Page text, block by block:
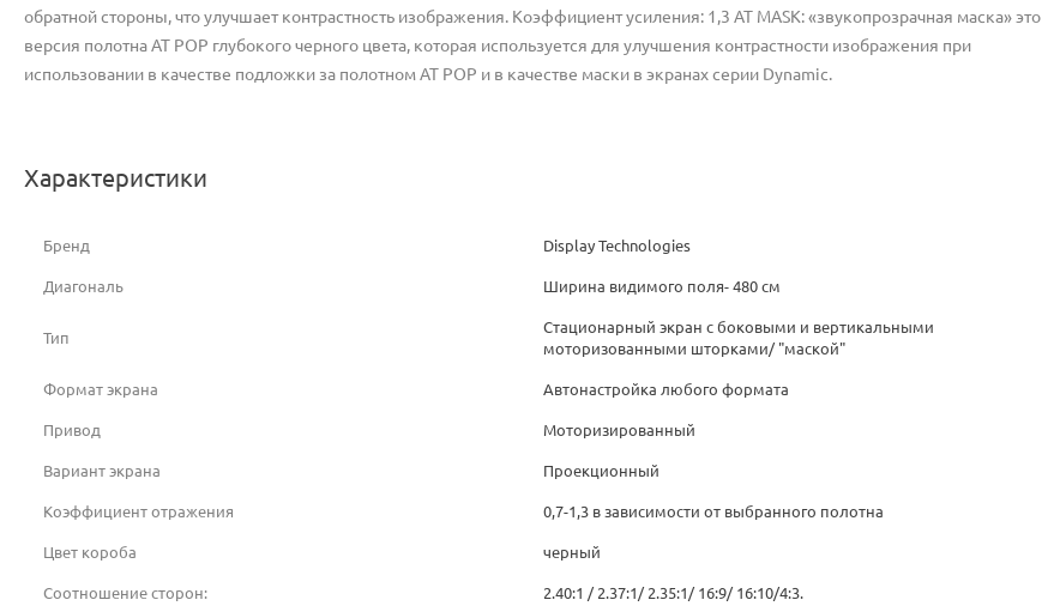
обратной стороны, что улучшает контрастность изображения. Коэффициент усиления: 1,3 AT MASK: «звукопрозрачная маска» это
версия полотна AT POP глубокого черного цвета, которая используется для улучшения контрастности изображения при
использовании в качестве подложки за полотном AT POP и в качестве маски в экранах серии Dynamic.
Характеристики
Бренд Display Technologies
Диагональ Ширина видимого поля- 480 см
Тип
Стационарный экран с боковыми и вертикальными
моторизованными шторками/ "маской"
Формат экрана Автонастройка любого формата
Привод Моторизированный
Вариант экрана Проекционный
Коэффициент отражения 0,7-1,3 в зависимости от выбранного полотна
Цвет короба черный
Соотношение сторон: 2.40:1 / 2.37:1/ 2.35:1/ 16:9/ 16:10/4:3.